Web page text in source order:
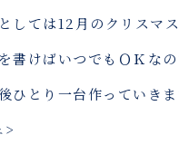
しては12月のクリスマ
書けばいつでもＯＫなの
ひとり一台作っていきま
>